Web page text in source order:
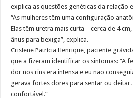
explica as questões genéticas da relação
“As mulheres têm uma configuração
Elas têm uretra mais curta – cerca de 4
ânus para bexiga”, explica.
Crislene Patrícia Henrique, paciente
que a fizeram identificar os sintomas: “A
dor nos rins era intensa e eu não
gerava fortes dores para sentar ou
confortável.”